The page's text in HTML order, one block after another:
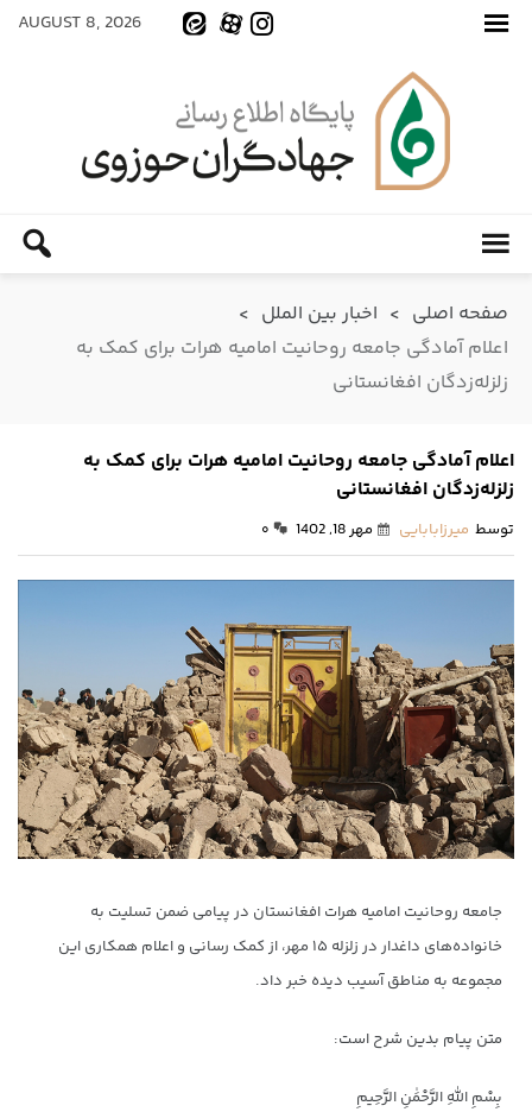
AUGUST 8, 2026
صفحه اصلی > اخبار بین الملل >
اعلام آمادگی جامعه روحانیت امامیه هرات برای کمک به
زلزله‌زدگان افغانستانی
اعلام آمادگی جامعه روحانیت امامیه هرات برای کمک به
زلزله‌زدگان افغانستانی
توسط میرزابابایی مهر 18, 1402 ۰
جامعه روحانیت امامیه هرات افغانستان در پیامی ضمن تسلیت به
خانواده‌های داغدار در زلزله ۱۵ مهر، از کمک رسانی و اعلام همکاری این
مجموعه به مناطق آسیب دیده خبر داد.
متن پیام بدین شرح است:
بِسْمِ اللَّهِ الرَّحْمَٰنِ الرَّحِیمِ